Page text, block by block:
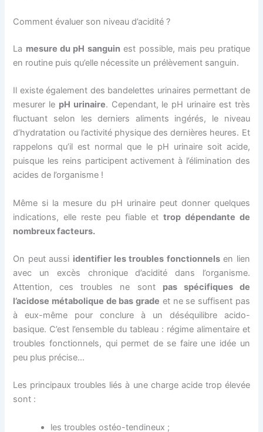
Comment évaluer son niveau d’acidité ?
La mesure du pH sanguinest possible, mais peu pratique
en routine puis qu’elle nécessite un prélèvement sanguin.
Il existe également des bandelettes urinaires permettant de
mesurer le pH urinaire. Cependant, le pH urinaire est très
fluctuant selon les derniers aliments ingérés, le niveau
d’hydratation ou l’activité physique des dernières heures. Et
rappelons qu’il est normal que le pH urinaire soit acide,
puisque les reins participent activement à l’élimination des
acides de l’organisme !
Même si la mesure du pH urinaire peut donner quelques
indications, elle reste peu fiable et trop dépendante de
nombreux facteurs.
On peut aussi identifier les troubles fonctionnelsen lien
avec un excès chronique d’acidité dans l’organisme.
Attention, ces troubles ne sont pas spécifiques de
l’acidose métabolique de bas grade et ne se suffisent pas
à eux-même pour conclure à un déséquilibre acido-
basique. C’est l’ensemble du tableau : régime alimentaire et
troubles fonctionnels, qui permet de se faire une idée un
peu plus précise…
Les principaux troubles liés à une charge acide trop élevée
sont :
les troubles ostéo-tendineux ;